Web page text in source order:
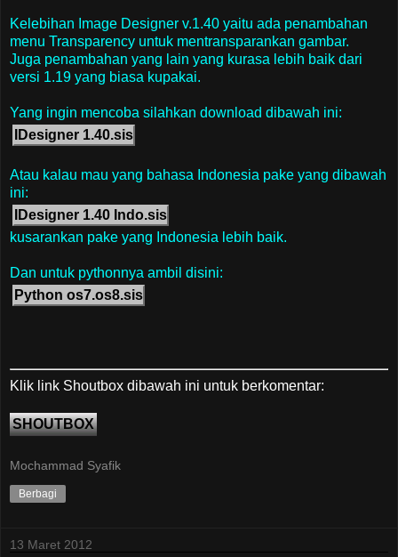
Kelebihan Image Designer v.1.40 yaitu ada penambahan
menu Transparency untuk mentransparankan gambar.
Juga penambahan yang lain yang kurasa lebih baik dari
versi 1.19 yang biasa kupakai.
Yang ingin mencoba silahkan download dibawah ini:
IDesigner 1.40.sis
Atau kalau mau yang bahasa Indonesia pake yang dibawah
ini:
IDesigner 1.40 Indo.sis
kusarankan pake yang Indonesia lebih baik.
Dan untuk pythonnya ambil disini:
Python os7.os8.sis
Klik link Shoutbox dibawah ini untuk berkomentar:
SHOUTBOX
Mochammad Syafik
Berbagi
13 Maret 2012